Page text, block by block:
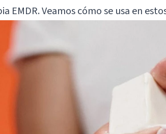
EMDR. Veamos cómo se usa en